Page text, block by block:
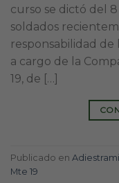
curso se dictó del
soldados
responsabilidad
a cargo de la
19, de […]
Publicado en
Mte 19